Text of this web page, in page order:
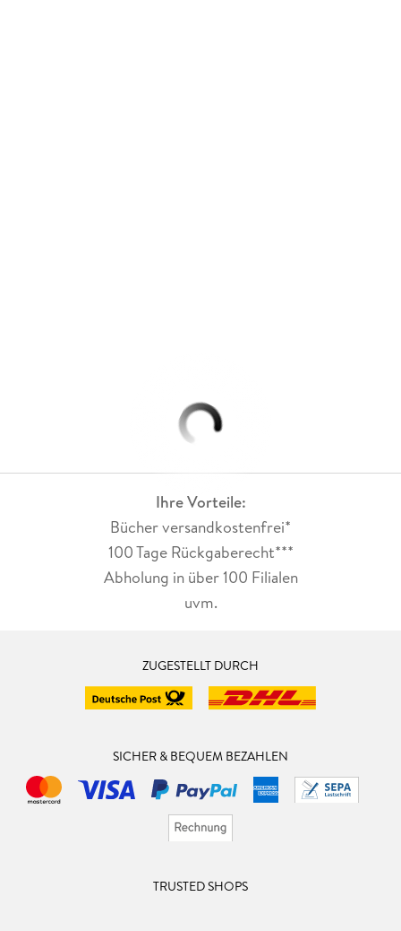
Ihre Vorteile:
Bücher versandkostenfrei*
100 Tage Rückgaberecht***
Abholung in über 100 Filialen
uvm.
ZUGESTELLT DURCH
SICHER & BEQUEM BEZAHLEN
TRUSTED SHOPS